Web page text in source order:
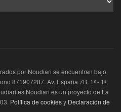
por Noudiari se encuentran bajo
871907287. Av. España 7B, 1º - 1ª,
Noudiari es un proyecto de La
Política de cookiesy Declaración de